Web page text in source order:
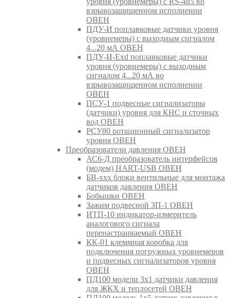
взрывозащищенном исполнении
ОВЕН
ПДУ-И поплавковые датчики уровня
(уровнемеры) с выходным сигналом
4...20 мА ОВЕН
ПДУ-И-Exd поплавковые датчики
уровня (уровнемеры) с выходным
сигналом 4...20 мА во
взрывозащищенном исполнении
ОВЕН
ПСУ-1 подвесные сигнализаторы
(датчики) уровня для КНС и сточных
вод ОВЕН
РСУ80 ротационный сигнализатор
уровня ОВЕН
Преобразователи давления ОВЕН
АС6-Д преобразователь интерфейсов
(модем) HART-USB ОВЕН
БВ-ххх блоки вентильные для монтажа
датчиков давления ОВЕН
Бобышки ОВЕН
Зажим подвесной ЗП-1 ОВЕН
ИТП-10 индикатор-измеритель
аналогового сигнала
перенастраиваемый ОВЕН
КК-01 клеммная коробка для
подключения погружных уровнемеров
и подвесных сигнализаторов уровня
ОВЕН
ПД100 модели 3х1 датчики давления
для ЖКХ и теплосетей ОВЕН